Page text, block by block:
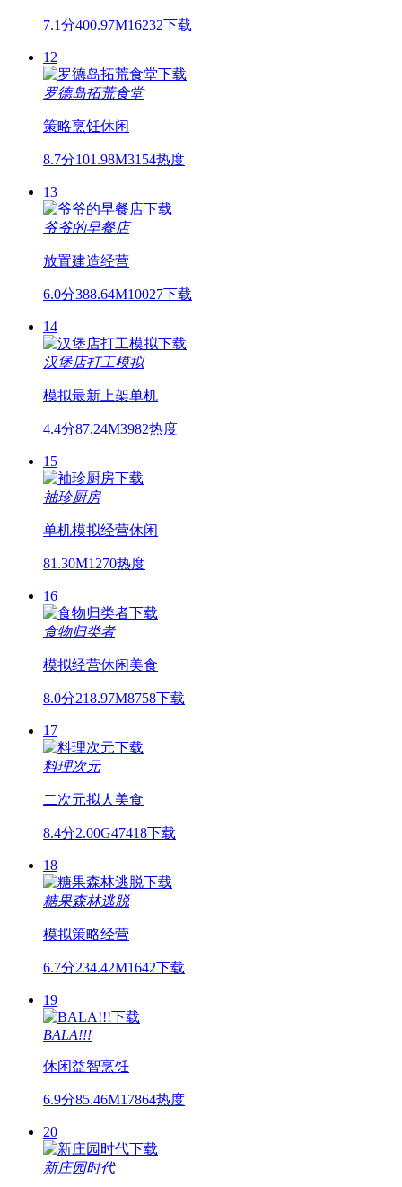
7.1分400.97M16232下载
12
罗德岛拓荒食堂
策略烹饪休闲
8.7分101.98M3154热度
13
爷爷的早餐店
放置建造经营
6.0分388.64M10027下载
14
汉堡店打工模拟
模拟最新上架单机
4.4分87.24M3982热度
15
袖珍厨房
单机模拟经营休闲
81.30M1270热度
16
食物归类者
模拟经营休闲美食
8.0分218.97M8758下载
17
料理次元
二次元拟人 美食
8.4分2.00G47418下载
18
糖果森林逃脱
模拟策略经营
6.7分234.42M1642下载
19
BALA!!!
休闲益智烹饪
6.9分85.46M17864热度
20
新庄园时代